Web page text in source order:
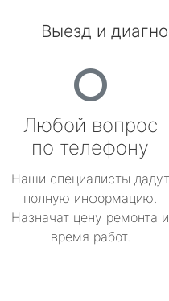
Выезд и
Любой вопрос
по телефону
Наши специалисты дадут
полную информацию.
Назначат цену ремонта и
время работ.